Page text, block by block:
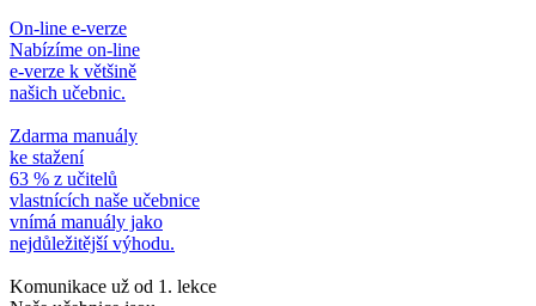
On-line e-verze
Nabízíme on-line
e-verze k většině
našich učebnic.
Zdarma manuály
ke stažení
63 % z učitelů
vlastnících naše učebnice
vnímá manuály jako
nejdůležitější výhodu.
Komunikace už od 1. lekce